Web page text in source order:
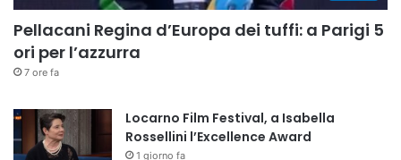
Pellacani Regina d’Europa dei tuffi: a Parigi 5
ori per l’azzurra
7 ore fa
Locarno Film Festival, a Isabella
Rossellini l’Excellence Award
1 giorno fa